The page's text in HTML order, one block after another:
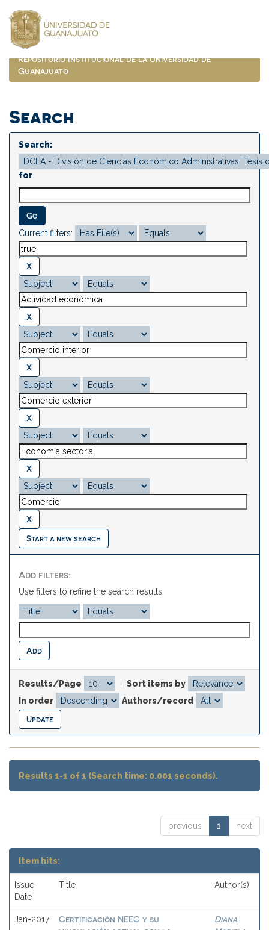
navigation
Repositorio Institucional de la Universidad de
Guanajuato
Search
Search:
for
Current filters:
Start a new search
Add filters:
Use filters to refine the search results.
Results/Page
Sort items by
In order
Authors/record
Results 1-1 of 1 (Search time: 0.001 seconds).
previous 1 next
Item hits:
Issue
Date
Title Author(s)
Jan-2017
Certificación NEEC y su
Diana